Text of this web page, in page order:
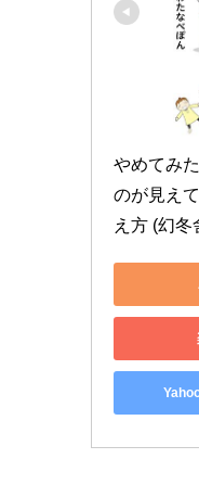
やめてみ
のが見え
え方 (幻冬